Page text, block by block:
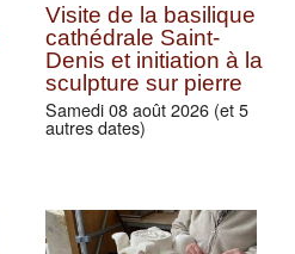
Visite de la basilique
cathédrale Saint-
Denis et initiation à la
sculpture sur pierre
Samedi 08 août 2026 (et 5
autres dates)